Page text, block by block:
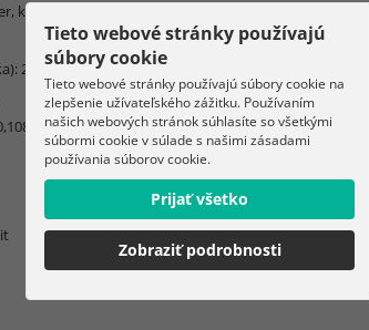
kov, drevo
20 x 14 cm
kg
Tieto webové stránky používajú
súbory cookie
Tieto webové stránky používajú súbory cookie na
zlepšenie užívateľského zážitku. Používaním
našich webových stránok súhlasíte so všetkými
súbormi cookie v súlade s našimi zásadami
používania súborov cookie.
Prijať všetko
Zobraziť podrobnosti